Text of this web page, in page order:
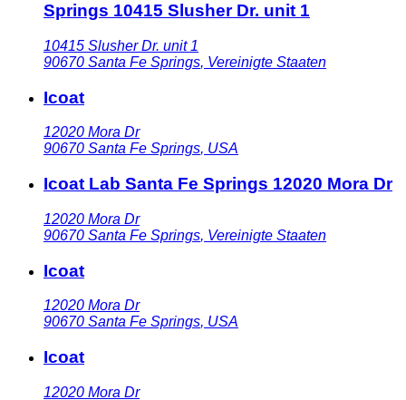
Springs 10415 Slusher Dr. unit 1
10415 Slusher Dr. unit 1
90670 Santa Fe Springs, Vereinigte Staaten
Icoat
12020 Mora Dr
90670 Santa Fe Springs, USA
Icoat Lab Santa Fe Springs 12020 Mora Dr
12020 Mora Dr
90670 Santa Fe Springs, Vereinigte Staaten
Icoat
12020 Mora Dr
90670 Santa Fe Springs, USA
Icoat
12020 Mora Dr